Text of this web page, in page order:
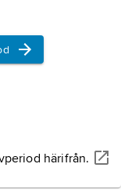
härifrån.